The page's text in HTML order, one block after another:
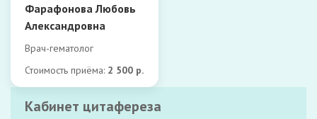
Фарафонова Любовь
Александровна
Врач-гематолог
Стоимость приёма: 2 500 р.
Кабинет цитафереза